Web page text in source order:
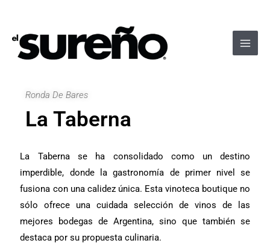
contenido
Ronda De Bares
La Taberna
La Taberna se ha consolidado como un destino
imperdible, donde la gastronomía de primer nivel se
fusiona con una calidez única. Esta vinoteca boutique no
sólo ofrece una cuidada selección de vinos de las
mejores bodegas de Argentina, sino que también se
destaca por su propuesta culinaria.
entradas